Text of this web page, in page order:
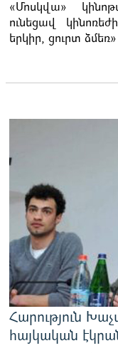
«Մոսկվա»
ունեցավ
երկիր, ցուրտ
Հարություն
հայկական